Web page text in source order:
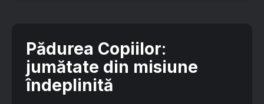
Pădurea Copiilor:
jumătate din misiune
îndeplinită